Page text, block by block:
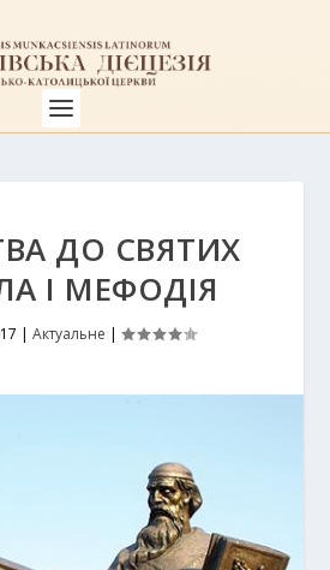
ДО СВЯТИХ
І МЕФОДІЯ
| Актуальне |